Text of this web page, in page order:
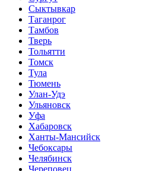
Сыктывкар
Таганрог
Тамбов
Тверь
Тольятти
Томск
Тула
Тюмень
Улан-Удэ
Ульяновск
Уфа
Хабаровск
Ханты-Мансийск
Чебоксары
Челябинск
Череповец